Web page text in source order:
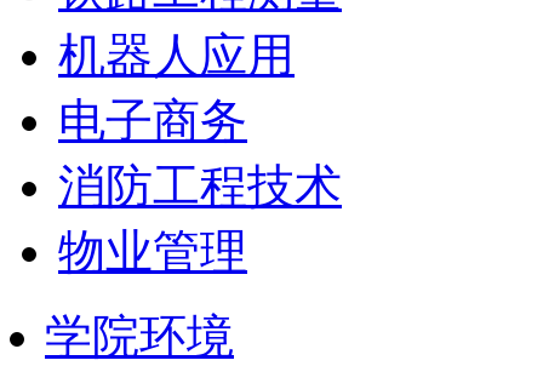
机器人应用
电子商务
消防工程技术
物业管理
学院环境